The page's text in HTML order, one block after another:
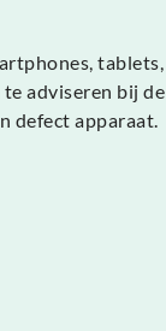
tablets,
adviseren bij de
defect apparaat.